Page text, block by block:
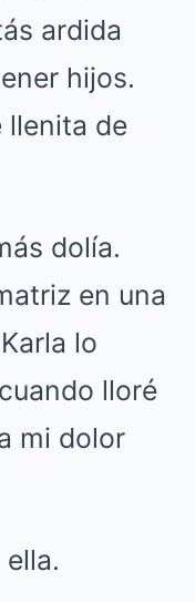
ardida
hijos.
llenita de
dolía.
en una
lo
lloré
mi dolor